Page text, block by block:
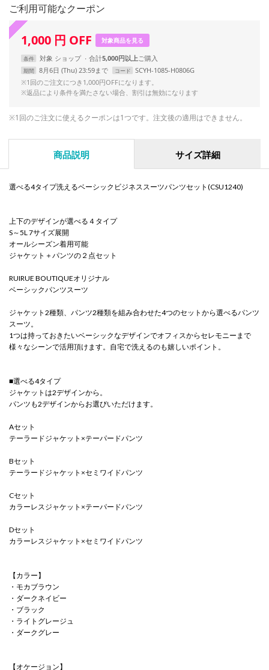
ご利用可能なクーポン
1,000 円 OFF 対象商品を見る
条件 対象 ショップ 合計5,000円以上
期間 8月6日 (Thu) 23:59まで コード
SCYH-1085-H0806G
※1回のご注文につき1,000円OFFになります。
※返品により条件を満たさない場合、割引は無効になります
※1回のご注文に使えるクーポンは1つです。注文後の適用はできません。
商品説明 サイズ詳細
選べる4タイプ洗えるベーシックビジネススーツパンツセット(CSU1240)
上下のデザインが選べる４タイプ
S～5L 7サイズ展開
オールシーズン着用可能
ジャケット＋パンツの２点セット
RUIRUE BOUTIQUEオリジナル
ベーシックパンツスーツ
ジャケット2種類、パンツ2種類を組み合わせた4つのセットから選べるパンツ
スーツ。
1つは持っておきたいベーシックなデザインでオフィスからセレモニーまで
様々なシーンで活用頂けます。自宅で洗えるのも嬉しいポイント。
■選べる4タイプ
ジャケットは2デザインから。
パンツも2デザインからお選びいただけます。
Aセット
テーラードジャケット×テーパードパンツ
Bセット
テーラードジャケット×セミワイドパンツ
Cセット
カラーレスジャケット×テーパードパンツ
Dセット
カラーレスジャケット×セミワイドパンツ
【カラー】
・モカブラウン
・ダークネイビー
・ブラック
・ライトグレージュ
・ダークグレー
【オケージョン】